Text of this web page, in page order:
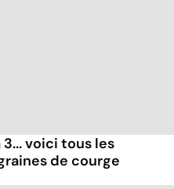
voici tous les
de courge